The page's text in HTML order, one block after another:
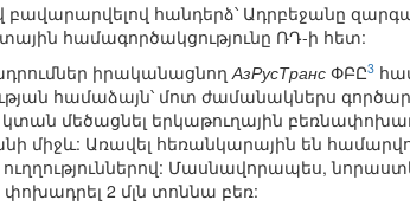
հանդերձ՝ Ադրբեջանը
համագործակցությունը ՌԴ-ի հետ:
իրականացնողАзРусТранс ՓԲԸ3
համաձայն՝ մոտ ժամանակներս
մեծացնել երկաթուղային
միջև: Առավել հեռանկարային են
Մասնավորապես,
2 մլն տոննա բեռ: